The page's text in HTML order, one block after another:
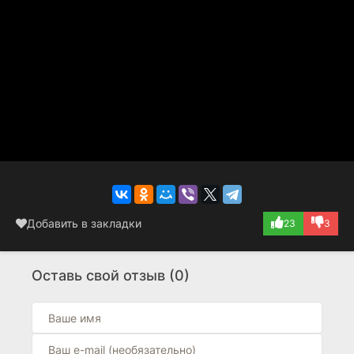
Добавить в закладки 23 3
Оставь свой отзыв (0)